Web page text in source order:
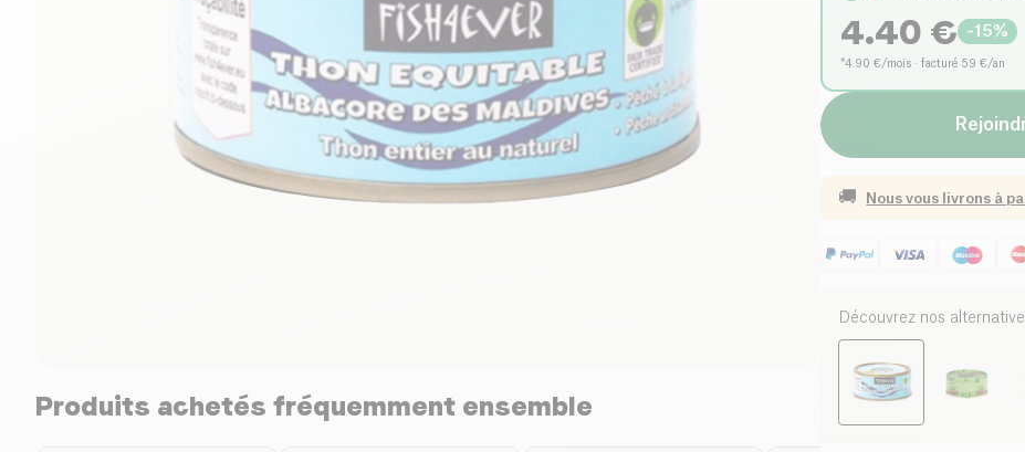
Produits achetés fréquemment ensemble
4.40 € -15%
*4.90 €/mois · facturé 59 €/an
🚚 Nous vous livrons à
Découvrez nos